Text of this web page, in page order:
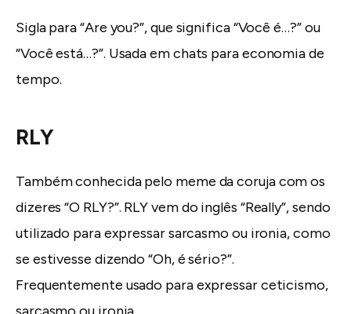
Sigla para “Are you?”, que significa “Você é…?” ou
“Você está…?”. Usada em chats para economia de
tempo.
RLY
Também conhecida pelo meme da coruja com os
dizeres “O RLY?”. RLY vem do inglês “Really”, sendo
utilizado para expressar sarcasmo ou ironia, como
se estivesse dizendo “Oh, é sério?”.
Frequentemente usado para expressar ceticismo,